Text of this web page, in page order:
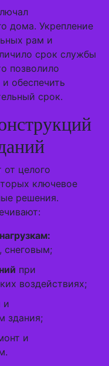
дома. Укрепление
рам и
срок службы
позволило
обеспечить
срок.
от целого
ключевое
решения.
снеговым;
при
воздействиях;
и
здания;
и